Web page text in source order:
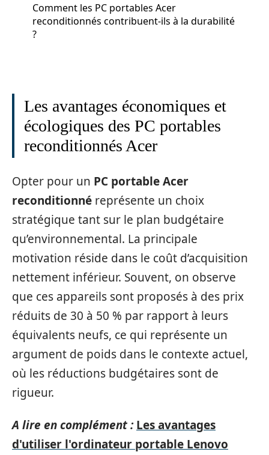
Comment les PC portables Acer
reconditionnés contribuent-ils à la durabilité
?
Les avantages économiques et
écologiques des PC portables
reconditionnés Acer
Opter pour un PC portable Acer
reconditionné représente un choix
stratégique tant sur le plan budgétaire
qu’environnemental. La principale
motivation réside dans le coût d’acquisition
nettement inférieur. Souvent, on observe
que ces appareils sont proposés à des prix
réduits de 30 à 50 % par rapport à leurs
équivalents neufs, ce qui représente un
argument de poids dans le contexte actuel,
où les réductions budgétaires sont de
rigueur.
A lire en complément : Les avantages
d'utiliser l'ordinateur portable Lenovo